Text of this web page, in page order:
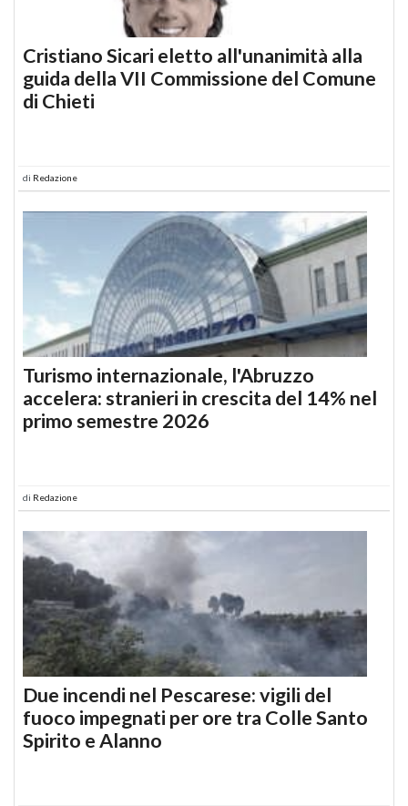
Cristiano Sicari eletto all'unanimità alla
guida della VII Commissione del Comune
di Chieti
di Redazione
Turismo internazionale, l'Abruzzo
accelera: stranieri in crescita del 14% nel
primo semestre 2026
di Redazione
Due incendi nel Pescarese: vigili del
fuoco impegnati per ore tra Colle Santo
Spirito e Alanno